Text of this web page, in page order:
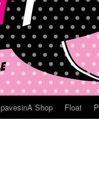
pavesinA Shop Float